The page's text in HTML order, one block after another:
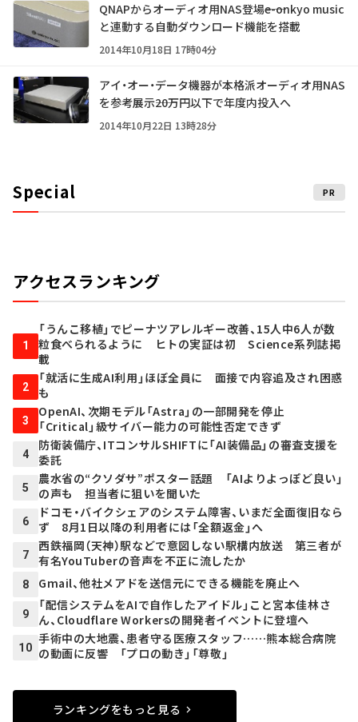
QNAPからオーディオ用NAS登場――e-onkyo music
と連動する自動ダウンロード機能を搭載
2014年10月18日 17時04分
アイ・オー・データ機器が本格派オーディオ用NAS
を参考展示――20万円以下で年度内投入へ
2014年10月22日 13時28分
Special PR
アクセスランキング
1
「うんこ移植」でピーナツアレルギー改善、15人中6人が数
粒食べられるように ヒトの実証は初 Science系列誌掲
載
2
「就活に生成AI利用」ほぼ全員に 面接で内容追及され困惑
も
3
OpenAI、次期モデル「Astra」の一部開発を停止
「Critical」級サイバー能力の可能性否定できず
4
防衛装備庁、ITコンサルSHIFTに「AI装備品」の審査支援を
委託
5
農水省の“クソダサ”ポスター話題 「AIよりよっぽど良い」
の声も 担当者に狙いを聞いた
6
ドコモ・バイクシェアのシステム障害、いまだ全面復旧なら
ず 8月1日以降の利用者には「全額返金」へ
7
西鉄福岡（天神）駅などで意図しない駅構内放送 第三者が
有名YouTuberの音声を不正に流したか
8 Gmail、他社メアドを送信元にできる機能を廃止へ
9
「配信システムをAIで自作したアイドル」こと宮本佳林さ
ん、Cloudflare Workersの開発者イベントに登壇へ
10
手術中の大地震、患者守る医療スタッフ……熊本総合病院
の動画に反響 「プロの動き」「尊敬」
ランキングをもっと見る